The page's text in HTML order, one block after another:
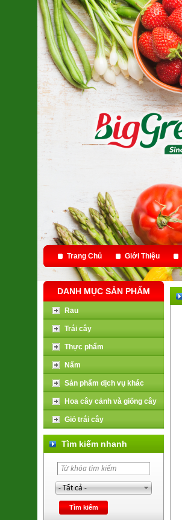
Trang Chủ Giới Thiệu
DANH MỤC SẢN PHẨM
Rau
Trái cây
Thực phẩm
Nấm
Sản phẩm dịch vụ khác
Hoa cây cảnh và giống cây
Giỏ trái cây
Tìm kiếm nhanh